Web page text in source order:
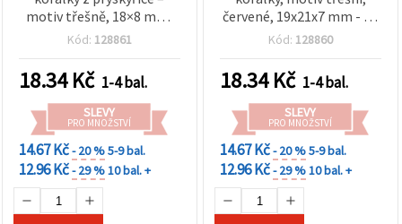
motiv třešně, 18×8 mm,
10 ks
Kód: 128861
18.34Kč 1-4 bal.
SLEVY
PRO MNOŽSTVÍ
14.67 Kč- 20 %5-9 bal.
12.96 Kč- 29 %10 bal. +
červené, 19x21x7 mm - 10
ks
Kód: 128860
18.34Kč 1-4 bal.
SLEVY
PRO MNOŽSTVÍ
14.67 Kč- 20 %5-9 bal.
12.96 Kč- 29 %10 bal. +